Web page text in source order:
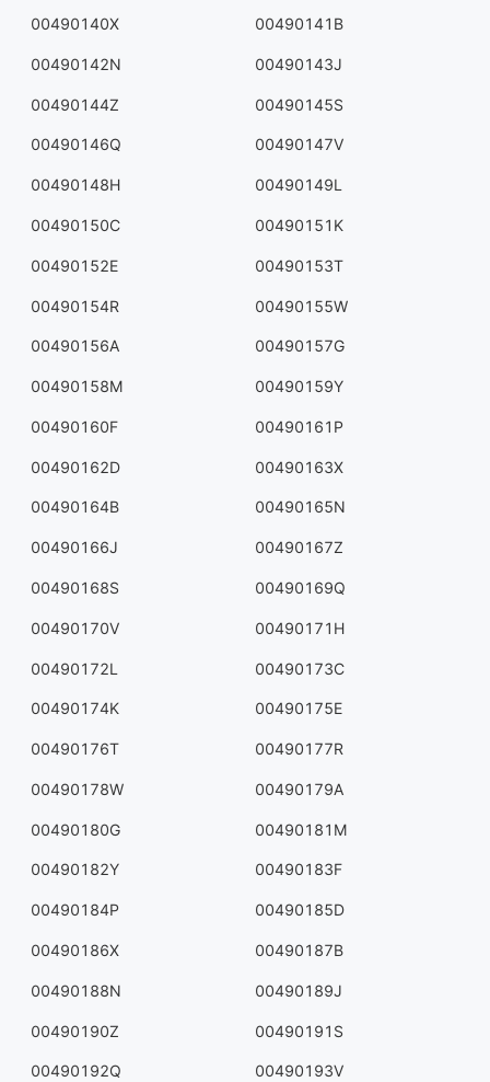
00490140X 00490141B
00490142N 00490143J
00490144Z 00490145S
00490146Q 00490147V
00490148H 00490149L
00490150C 00490151K
00490152E 00490153T
00490154R 00490155W
00490156A 00490157G
00490158M 00490159Y
00490160F 00490161P
00490162D 00490163X
00490164B 00490165N
00490166J 00490167Z
00490168S 00490169Q
00490170V 00490171H
00490172L 00490173C
00490174K 00490175E
00490176T 00490177R
00490178W 00490179A
00490180G 00490181M
00490182Y 00490183F
00490184P 00490185D
00490186X 00490187B
00490188N 00490189J
00490190Z 00490191S
00490192Q 00490193V